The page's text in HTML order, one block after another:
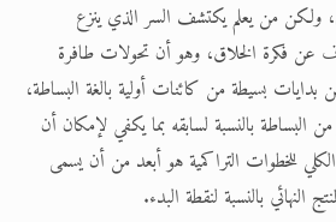
ولكن من يعلم يكتشف السر الذي ينزع
عن فكرة الخلاق، وهو أن تحولات طافرة
بدايات بسيطة من كائنات أولية بالغة البساطة،
البساطة بالنسبة لسابقه بما يكفي لإمكان أن
للخطوات التراكمية هو أبعد من أن يسمى
النهائي بالنسبة لنقطة البدء.